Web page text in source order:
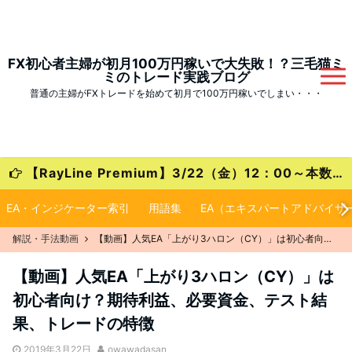
FX初心者主婦が初月100万円稼いで大失敗！？三毛猫ミ
ミのトレード実践ブログ
普通の主婦がFXトレードを始めて初月で100万円稼いでしまい・・・
【RayLine Premium】3/22（金）12：00～本数限定の大特価キャンペーンが始まります！
EA・インジケーター索引 用語集 EA（エキスパートアドバイザ
解説・手法動画 【動画】人気EA「上がり3ハロン（CY）」は初心者向け？期待利益、必要資金、テスト結果、トレードの特徴
【動画】人気EA「上がり3ハロン（CY）」は
初心者向け？期待利益、必要資金、テスト結
果、トレードの特徴
2019年3月22日 owawadasan